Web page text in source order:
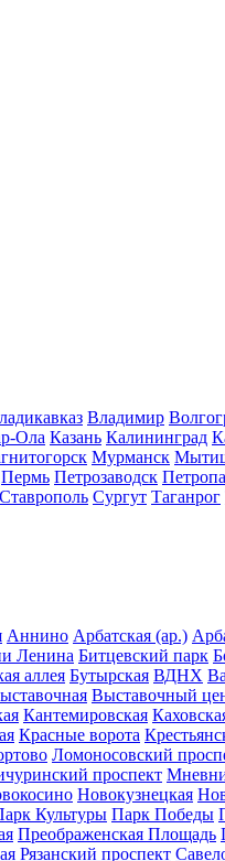
Владимир
Ола Казань Калининград
Мурманск
Пермь Петрозаводск
Ставрополь Сургут Таганрог
Аннино Арбатская (ар.)
Ленина Битцевский парк
аллея Бутырская ВДНХ
Выставочный
Кантемировская
Красные ворота
Ломоносовский
проспект
Новокузнецкая
Культуры Парк Победы
Преображенская Площадь
Рязанский проспект